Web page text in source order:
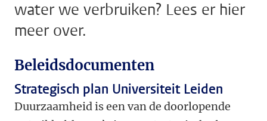
water we verbruiken? Lees er hier
meer over.
Beleidsdocumenten
Strategisch plan Universiteit Leiden
Duurzaamheid is een van de doorlopende